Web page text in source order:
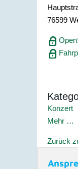
76599
Konzert
Mehr …
Zurück